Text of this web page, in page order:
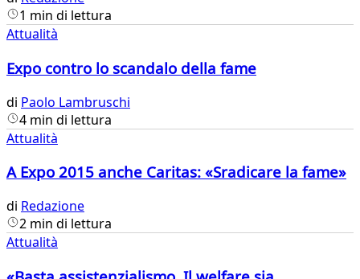
1 min di lettura
Attualità
Expo contro lo scandalo della fame
di Paolo Lambruschi
4 min di lettura
Attualità
A Expo 2015 anche Caritas: «Sradicare la fame»
di Redazione
2 min di lettura
Attualità